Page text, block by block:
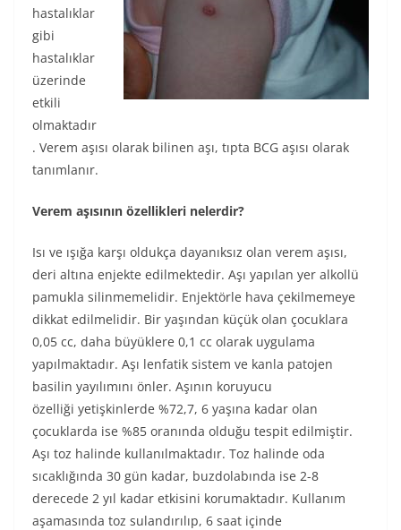
hastalıklar
gibi
hastalıklar
üzerinde
etkili
olmaktadır
. Verem aşısı olarak bilinen aşı, tıpta BCG aşısı olarak
tanımlanır.
Verem aşısının özellikleri nelerdir?
Isı ve ışığa karşı oldukça dayanıksız olan verem aşısı,
deri altına enjekte edilmektedir. Aşı yapılan yer alkollü
pamukla silinmemelidir. Enjektörle hava çekilmemeye
dikkat edilmelidir. Bir yaşından küçük olan çocuklara
0,05 cc, daha büyüklere 0,1 cc olarak uygulama
yapılmaktadır. Aşı lenfatik sistem ve kanla patojen
basilin yayılımını önler. Aşının koruyucu
özelliği yetişkinlerde %72,7, 6 yaşına kadar olan
çocuklarda ise %85 oranında olduğu tespit edilmiştir.
Aşı toz halinde kullanılmaktadır. Toz halinde oda
sıcaklığında 30 gün kadar, buzdolabında ise 2-8
derecede 2 yıl kadar etkisini korumaktadır. Kullanım
aşamasında toz sulandırılıp, 6 saat içinde